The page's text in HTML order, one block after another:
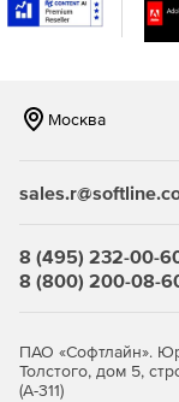
адреса и
глобальном
Повышение
Эффективный
Москва
8 (495) 232-00-
8 (800) 200-08-
ПАО «Софтлайн».
Толстого, дом 5,
(А-311)